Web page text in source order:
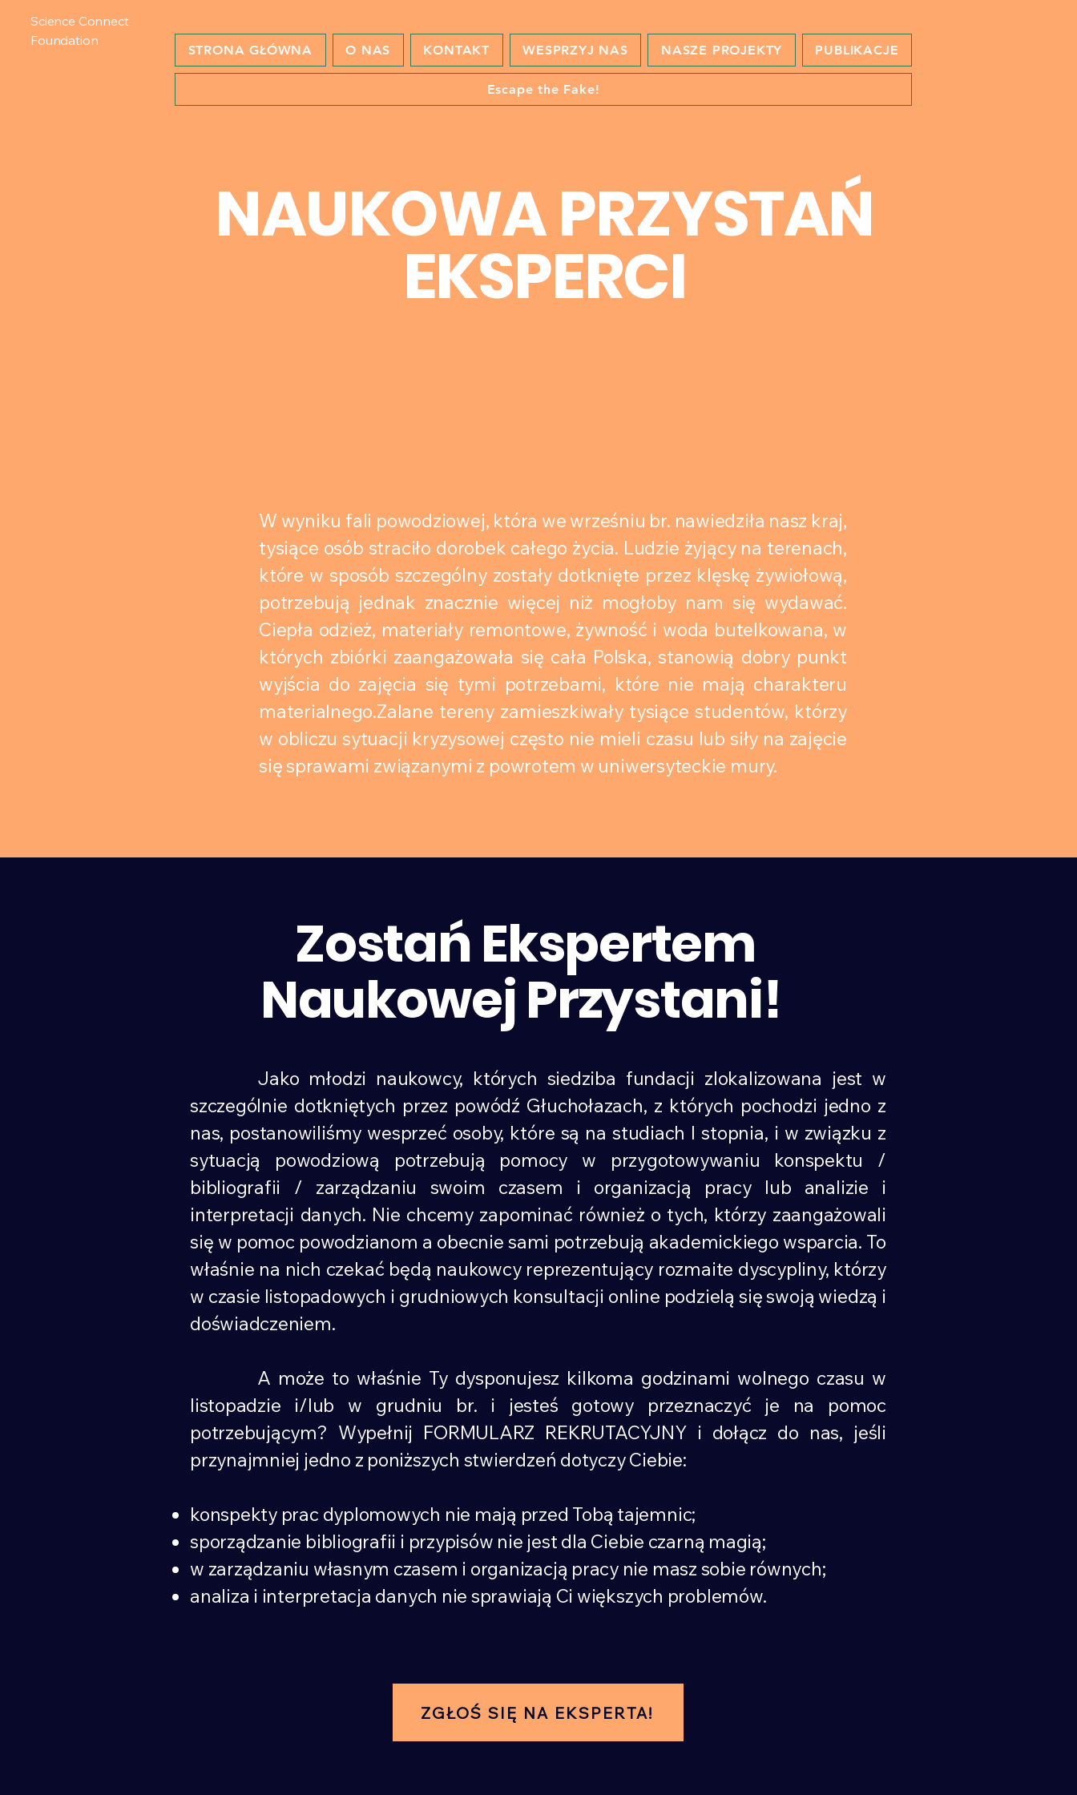
Science Connect
Foundation
STRONA GŁÓWNA O NAS KONTAKT WESPRZYJ NAS NASZE PROJEKTY PUBLIKACJE
Escape the Fake!
NAUKOWA PRZYSTAŃ
EKSPERCI
W wyniku fali powodziowej, która we wrześniu br. nawiedziła nasz kraj,
tysiące osób straciło dorobek całego życia. Ludzie żyjący na terenach,
które w sposób szczególny zostały dotknięte przez klęskę żywiołową,
potrzebują jednak znacznie więcej niż mogłoby nam się wydawać.
Ciepła odzież, materiały remontowe, żywność i woda butelkowana, w
których zbiórki zaangażowała się cała Polska, stanowią dobry punkt
wyjścia do zajęcia się tymi potrzebami, które nie mają charakteru
materialnego.Zalane tereny zamieszkiwały tysiące studentów, którzy
w obliczu sytuacji kryzysowej często nie mieli czasu lub siły na zajęcie
się sprawami związanymi z powrotem w uniwersyteckie mury.
Zostań Ekspertem
Naukowej Przystani!
Jako młodzi naukowcy, których siedziba fundacji zlokalizowana jest w
szczególnie dotkniętych przez powódź Głuchołazach, z których pochodzi jedno z
nas, postanowiliśmy wesprzeć osoby, które są na studiach I stopnia, i w związku z
sytuacją powodziową potrzebują pomocy w przygotowywaniu konspektu /
bibliografii / zarządzaniu swoim czasem i organizacją pracy lub analizie i
interpretacji danych. Nie chcemy zapominać również o tych, którzy zaangażowali
się w pomoc powodzianom a obecnie sami potrzebują akademickiego wsparcia. To
właśnie na nich czekać będą naukowcy reprezentujący rozmaite dyscypliny, którzy
w czasie listopadowych i grudniowych konsultacji online podzielą się swoją wiedzą i
doświadczeniem.
A może to właśnie Ty dysponujesz kilkoma godzinami wolnego czasu w
listopadzie i/lub w grudniu br. i jesteś gotowy przeznaczyć je na pomoc
potrzebującym? Wypełnij FORMULARZ REKRUTACYJNY i dołącz do nas, jeśli
przynajmniej jedno z poniższych stwierdzeń dotyczy Ciebie:
konspekty prac dyplomowych nie mają przed Tobą tajemnic;
sporządzanie bibliografii i przypisów nie jest dla Ciebie czarną magią;
w zarządzaniu własnym czasem i organizacją pracy nie masz sobie równych;
analiza i interpretacja danych nie sprawiają Ci większych problemów.
ZGŁOŚ SIĘ NA EKSPERTA!